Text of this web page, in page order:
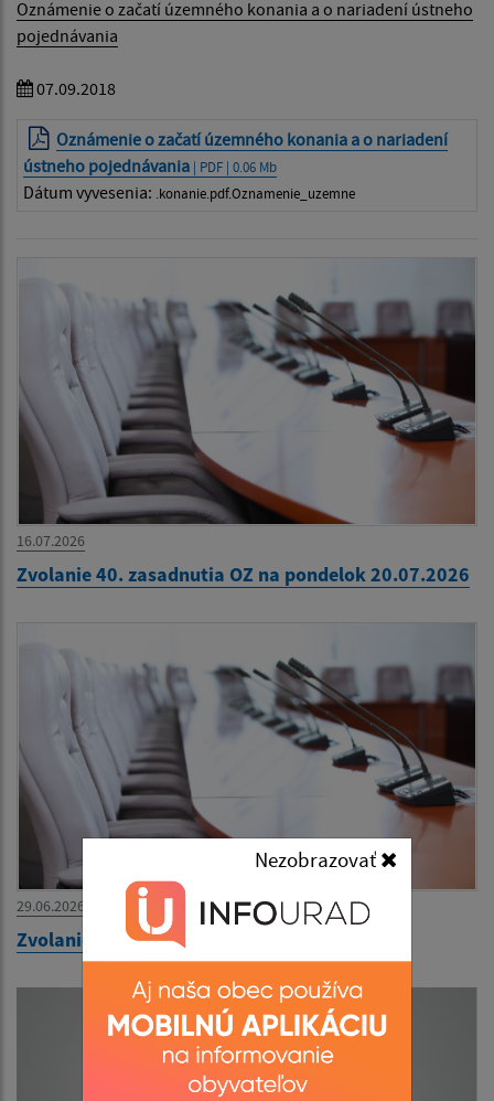
Nezobrazovať
Oznámenie o začatí územného konania a o nariadení ústneho
pojednávania
07.09.2018
Oznámenie o začatí územného konania a o nariadení
ústneho pojednávania | PDF | 0.06 Mb
Dátum vyvesenia: .konanie.pdf.Oznamenie_uzemne
16.07.2026
Zvolanie 40. zasadnutia OZ na pondelok 20.07.2026
29.06.2026
Zvolanie 39. zasadnutia OZ na 30.06.2026